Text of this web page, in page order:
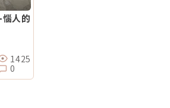
人的
1425
0